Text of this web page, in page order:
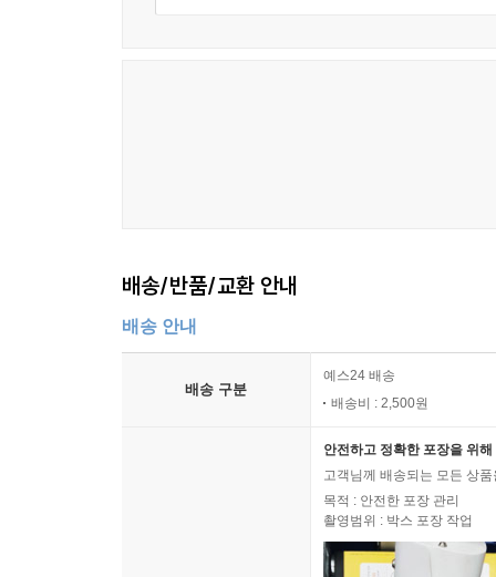
- 낭만발레시대의 대표작들
- 최근의 대표적인 무용가
책을 마무리하며 - 팔풍부동
참고문헌
배송/반품/교환 안내
배송 안내
배송 구분
예스24 배송
배송비 : 2,500원
안전하고 정확한 포장을 위
고객님께 배송되는 모든 상
목적 : 안전한 포장 관리
촬영범위 : 박스 포장 작업